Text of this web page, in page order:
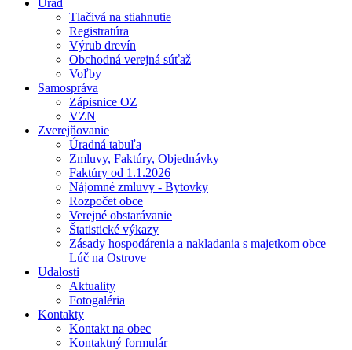
Úrad
Tlačivá na stiahnutie
Registratúra
Výrub drevín
Obchodná verejná súťaž
Voľby
Samospráva
Zápisnice OZ
VZN
Zverejňovanie
Úradná tabuľa
Zmluvy, Faktúry, Objednávky
Faktúry od 1.1.2026
Nájomné zmluvy - Bytovky
Rozpočet obce
Verejné obstarávanie
Štatistické výkazy
Zásady hospodárenia a nakladania s majetkom obce
Lúč na Ostrove
Udalosti
Aktuality
Fotogaléria
Kontakty
Kontakt na obec
Kontaktný formulár